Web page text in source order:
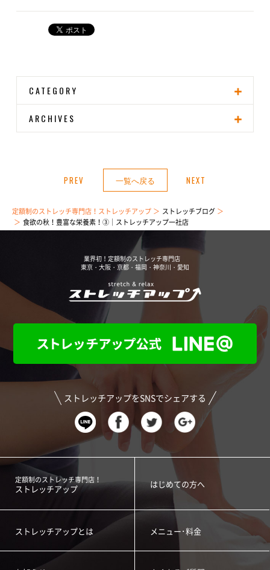
CATEGORY
ARCHIVES
PREV 一覧へ戻る NEXT
定額制のストレッチ専門店！ストレッチアップ
ストレッチブログ
食欲の秋！豊富な栄養素！③｜ストレッチアップ一社店
業界初！定額制のストレッチ専門店
東京・大阪・京都・福岡・神奈川・愛知
ストレッチアップをSNSでシェアする
定額制のストレッチ専門店！
ストレッチアップ
はじめての方へ
ストレッチアップとは メニュー･料金